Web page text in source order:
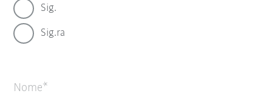
Sig.
Sig.ra
Nome